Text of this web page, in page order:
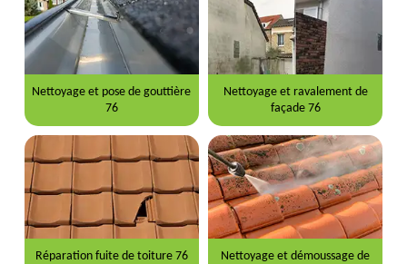
Nettoyage et pose de gouttière
76
Nettoyage et ravalement de
façade 76
Réparation fuite de toiture 76
Nettoyage et démoussage de